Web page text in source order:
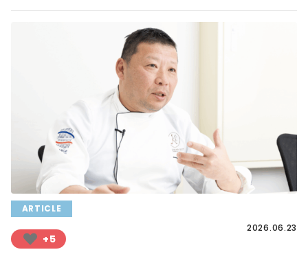
ARTICLE
+5
2026.06.23